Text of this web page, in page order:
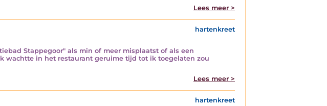
Lees meer >
hartenkreet
Stappegoor" als min of meer misplaatst of als een
wachtte in het restaurant geruime tijd tot ik toegelaten zou
Lees meer >
hartenkreet